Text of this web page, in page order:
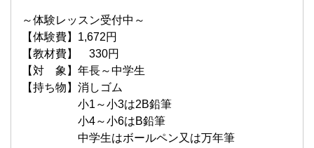
～体験レッスン受付中～
【体験費】1,672円
【教材費】 330円
【対 象】年長～中学生
【持ち物】消しゴム
小1～小3は2B鉛筆
小4～小6はB鉛筆
中学生はボールペン又は万年筆